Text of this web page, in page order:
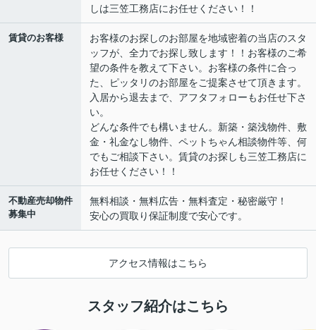
しは三笠工務店にお任せください！！
賃貸のお客様
お客様のお探しのお部屋を地域密着の当店のスタ
ッフが、全力でお探し致します！！お客様のご希
望の条件を教えて下さい。お客様の条件に合っ
た、ピッタリのお部屋をご提案させて頂きます。
入居から退去まで、アフタフォローもお任せ下さ
い。
どんな条件でも構いません。新築・築浅物件、敷
金・礼金なし物件、ペットちゃん相談物件等、何
でもご相談下さい。賃貸のお探しも三笠工務店に
お任せください！！
不動産売却物件
募集中
無料相談・無料広告・無料査定・秘密厳守！
安心の買取り保証制度で安心です。
アクセス情報はこちら
スタッフ紹介はこちら